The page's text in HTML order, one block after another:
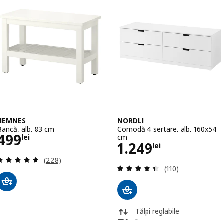
alb, 83 cm
lei
499lei
Evaluare: 4.8 din 5 stele. Total recenzii:
(228)
NORDLI
Comodă 4 sertare, alb, 160x54
cm
1.249lei
Preţ 1249lei
Evaluare: 4.4
(110)
Tălpi reglabile